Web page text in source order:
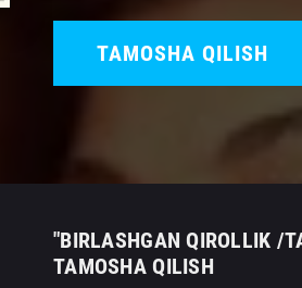
TAMOSHA QILISH
"BIRLASHGAN
TAMOSHA QILISH